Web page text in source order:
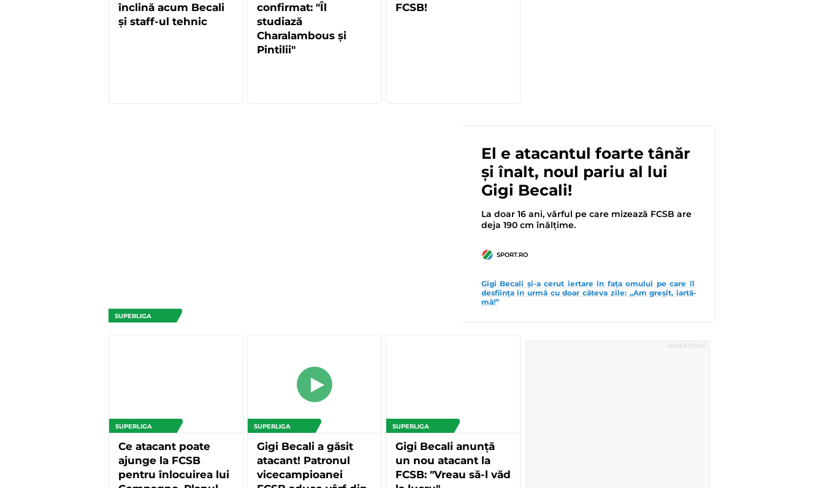
înclină acum Becali
și staff-ul tehnic
confirmat: "Îl
studiază
Charalambous și
Pintilii"
FCSB!
SUPERLIGA
El e atacantul foarte tânăr
și înalt, noul pariu al lui
Gigi Becali!
La doar 16 ani, vârful pe care mizează FCSB are
deja 190 cm înălțime.
SPORT.RO
Gigi Becali și-a cerut iertare în fața omului pe care îl
desființa în urmă cu doar câteva zile: „Am greșit, iartă-
mă!”
SUPERLIGA
Ce atacant poate
ajunge la FCSB
pentru înlocuirea lui
SUPERLIGA
Gigi Becali a găsit
atacant! Patronul
vicecampioanei
SUPERLIGA
Gigi Becali anunță
un nou atacant la
FCSB: "Vreau să-l văd